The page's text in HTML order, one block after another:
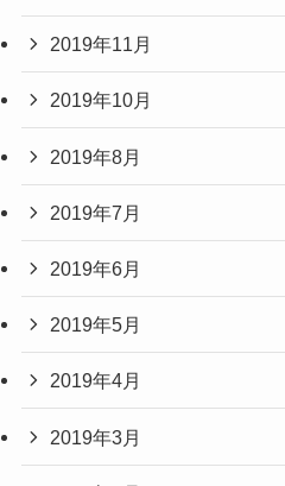
2019年11月
2019年10月
2019年8月
2019年7月
2019年6月
2019年5月
2019年4月
2019年3月